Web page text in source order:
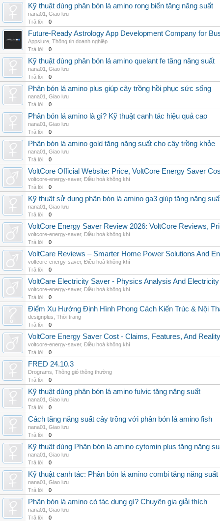
Kỹ thuật dùng phân bón lá amino rong biển tăng năng suất
nana01
Giao lưu
Trả lời:
0
Future-Ready Astrology App Development Company for
Appslure Thông tin doanh nghiệp
Trả lời:
0
Kỹ thuật dùng phân bón lá amino quelant fe tăng năng suất
nana01
Giao lưu
Trả lời:
0
Phân bón lá amino plus giúp cây trồng hồi phục sức sống
nana01
Giao lưu
Trả lời:
0
Phân bón lá amino là gì? Kỹ thuật canh tác hiệu quả cao
nana01
Giao lưu
Trả lời:
0
Phân bón lá amino gold tăng năng suất cho cây trồng khỏe
nana01
Giao lưu
Trả lời:
0
VoltCore Official Website: Price, VoltCore Energy Saver
voltcore-energy-saver, Điều hoà không khí
Trả lời:
0
Kỹ thuật sử dụng phân bón lá amino ga3 giúp tăng năng
nana01
Giao lưu
Trả lời:
0
VoltCore Energy Saver Review 2026: VoltCore Reviews,
voltcore-energy-saver, Điều hoà không khí
Trả lời:
0
VoltCare Reviews – Smarter Home Power Solutions And
voltcore-energy-saver, Điều hoà không khí
Trả lời:
0
VoltCare Electricity Saver - Physics Analysis And
voltcore-energy-saver, Điều hoà không khí
Trả lời:
0
Điểm Xu Hướng Định Hình Phong Cách Kiến Trúc & Nội
designplus Thời trang
Trả lời:
0
VoltCore Energy Saver Cost - Claims, Features, And
voltcore-energy-saver, Điều hoà không khí
Trả lời:
0
FRED 24.10.3
Drograms Thông gió thông thường
Trả lời:
0
Kỹ thuật dùng phân bón lá amino fulvic tăng năng suất
nana01
Giao lưu
Trả lời:
0
Cách tăng năng suất cây trồng với phân bón lá amino fish
nana01
Giao lưu
Trả lời:
0
Kỹ thuật dùng Phân bón lá amino cytomin plus tăng năng
nana01
Giao lưu
Trả lời:
0
Kỹ thuật canh tác: Phân bón lá amino combi tăng năng suất
nana01
Giao lưu
Trả lời:
0
Phân bón lá amino có tác dụng gì? Chuyên gia giải thích
nana01
Giao lưu
Trả lời:
0